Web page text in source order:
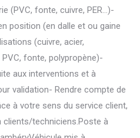
(PVC, fonte, cuivre, PER…)-
position (en dalle et ou gaine
(cuivre, acier,
fonte, polypropène)-
aux interventions et à
validation- Rendre compte de
à votre sens du service client,
clients/techniciens.Poste à